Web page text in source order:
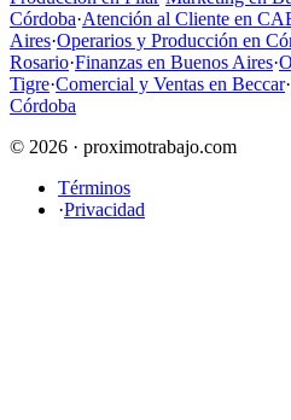
Córdoba·Atención al Cliente en
Aires·Operarios y Producción en
Rosario·Finanzas en Buenos Aires·
Tigre·Comercial y Ventas en Beccar·
Córdoba
© 2026 · proximotrabajo.com
Términos
·Privacidad